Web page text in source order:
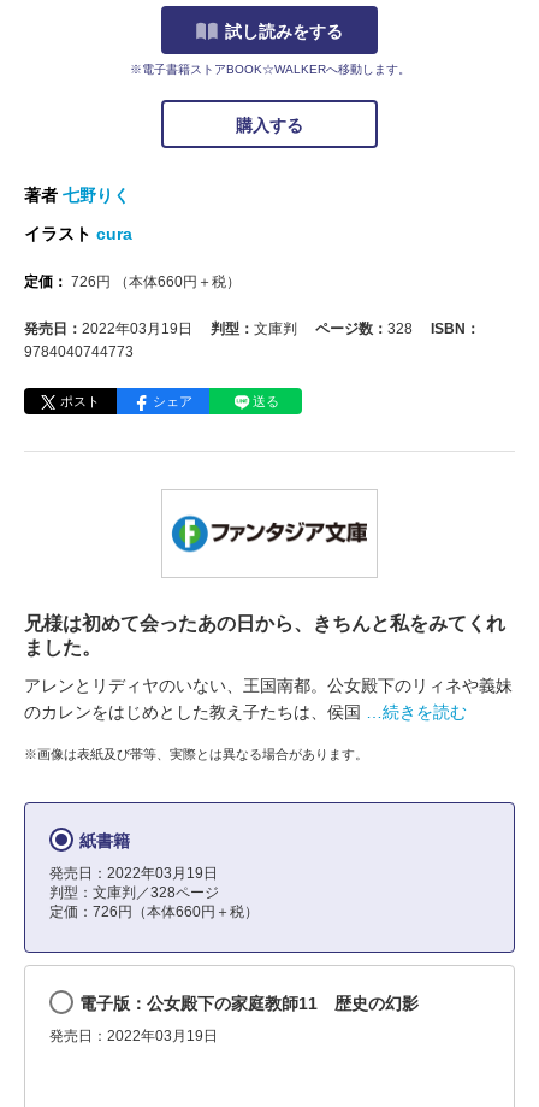
試し読みをする
※電子書籍ストアBOOK☆WALKERへ移動します。
購入する
著者 七野りく
イラスト cura
定価： 726 円 （本体660円＋税）
発売日： 2022年03月19日 判型： 文庫判 ページ数： 328
ISBN：
9784040744773
ポスト シェア 送る
兄様は初めて会ったあの日から、きちんと私をみてくれ
ました。
アレンとリディヤのいない、王国南都。公女殿下のリィネや義妹
のカレンをはじめとした教え子たちは、侯国
…続きを読む
※画像は表紙及び帯等、実際とは異なる場合があります。
紙書籍
発売日：2022年03月19日
判型：文庫判／328ページ
定価：726円（本体660円＋税）
電子版：公女殿下の家庭教師11 歴史の幻影
発売日：2022年03月19日